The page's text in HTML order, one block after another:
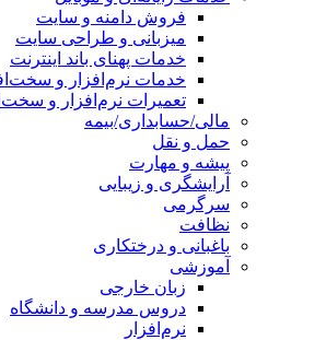
فروش دامنه و سایت
میزبانی و طراحی سایت
خدمات پهنای باند اینترنت
خدمات نرم‌افزار و سخت‌افزار
تعمیرات نرم‌افزار و سخت‌افزار
مالی/حسابداری/بیمه
حمل و نقل
پیشه و مهارت
آرایشگری و زیبایی
سرگرمی
نظافت
باغبانی و درختکاری
آموزشی
زبان خارجی
دروس مدرسه و دانشگاه
نرم‌افزار